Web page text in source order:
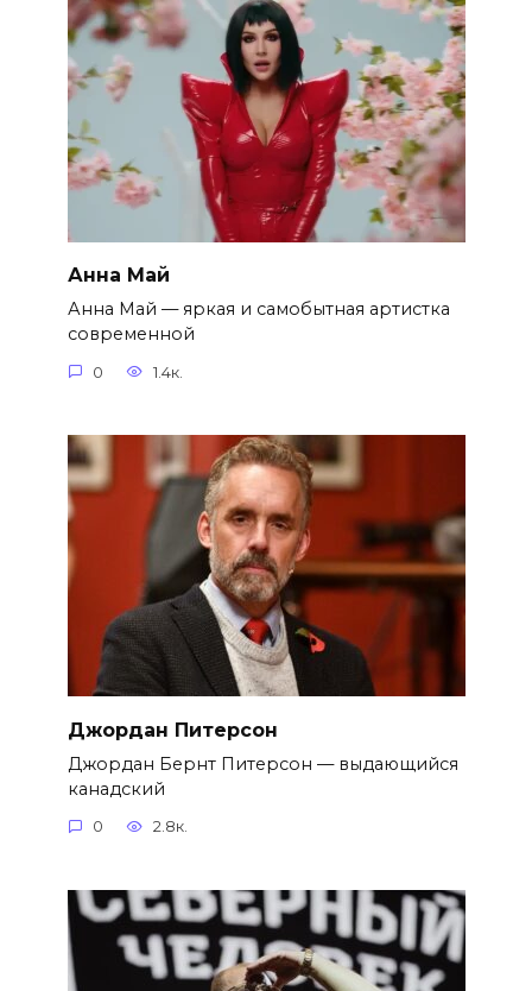
Анна Май
Анна Май — яркая и самобытная артистка
современной
0 1.4к.
Джордан Питерсон
Джордан Бернт Питерсон — выдающийся
канадский
0 2.8к.